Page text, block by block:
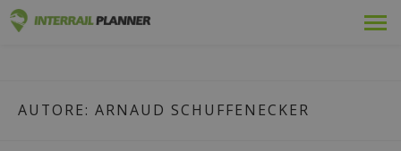
Passaggi
AUTORE: ARNAUD SCHUFFENECKER